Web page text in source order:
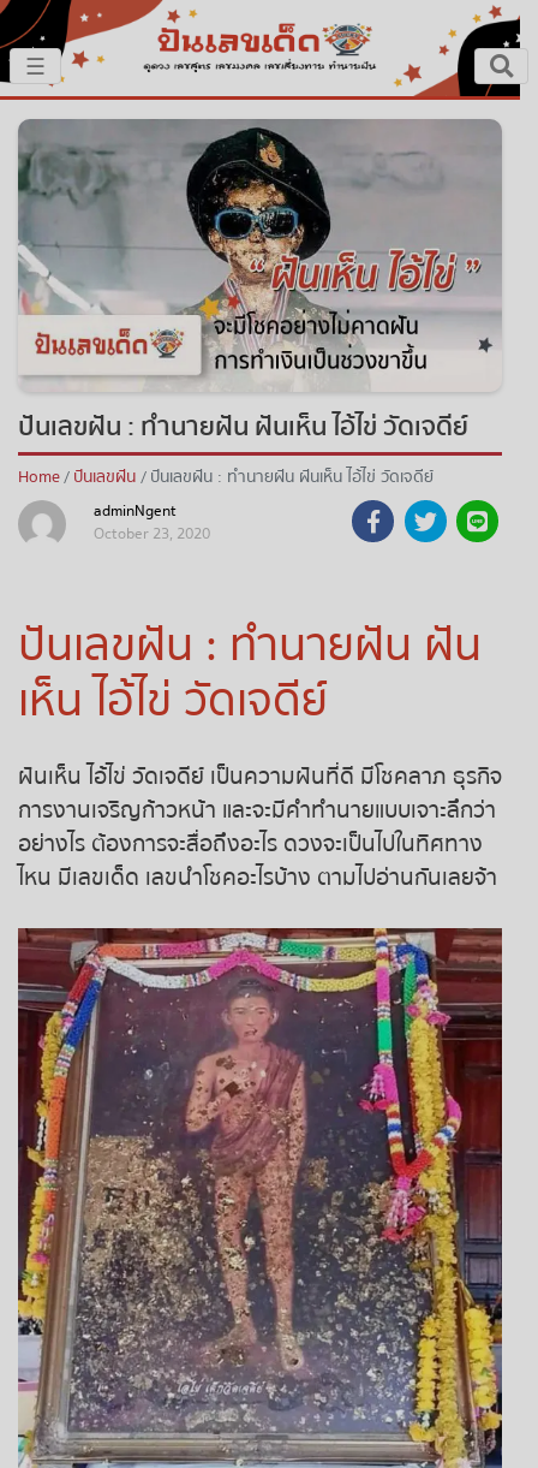
หน้าหลัก
ปันเรื่องเด็ด
ปันแนวทาง
ปันแหล่งเลข
ปันเลขฝัน
ตรวจเลข
หวยสด
ถ่ายทอดสดหวยออมสิน
ถ่ายทอดสดหวยลาว
ถ่ายทอดสดหวยลาว ซุปเปอร์
ถ่ายทอดสดหวยฮานอย
ถ่ายทอดสดหวยฮานอยพิเศษ
ถ่ายทอดสดหวยมาเลย์
ถ่ายทอดสดหวยญีปุ่น
ถ่ายทอดสดหวยไต้หวัน
ถ่ายทอดสดหวยกัมพูชา GD
หวยหุ้นสด
หวยหุ้นไทย เย็น
หวยหุ้นเกาหลี
×
☰
ปันเลขฝัน : ทำนายฝัน ฝันเห็น ไอ้ไข่ วัดเจดีย์
Home ปันเลขฝัน ปันเลขฝัน : ทำนายฝัน ฝันเห็น ไอ้ไข่ วัดเจดีย์
adminNgent
October 23, 2020
ปันเลขฝัน : ทำนายฝัน ฝัน
เห็น ไอ้ไข่ วัดเจดีย์
ฝันเห็น ไอ้ไข่ วัดเจดีย์ เป็นความฝันที่ดี มีโชคลาภ ธุรกิจ
การงานเจริญก้าวหน้า และจะมีคำทำนายแบบเจาะลึกว่า
อย่างไร ต้องการจะสื่อถึงอะไร ดวงจะเป็นไปในทิศทาง
ไหน มีเลขเด็ด เลขนำโชคอะไรบ้าง ตามไปอ่านกันเลยจ้า